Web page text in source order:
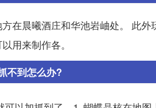
在晨曦酒庄和华池岩岫处。 此
用来制作各。
不到怎么办?